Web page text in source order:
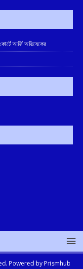
আর্জি অভিষেকের
Powered by Prismhub